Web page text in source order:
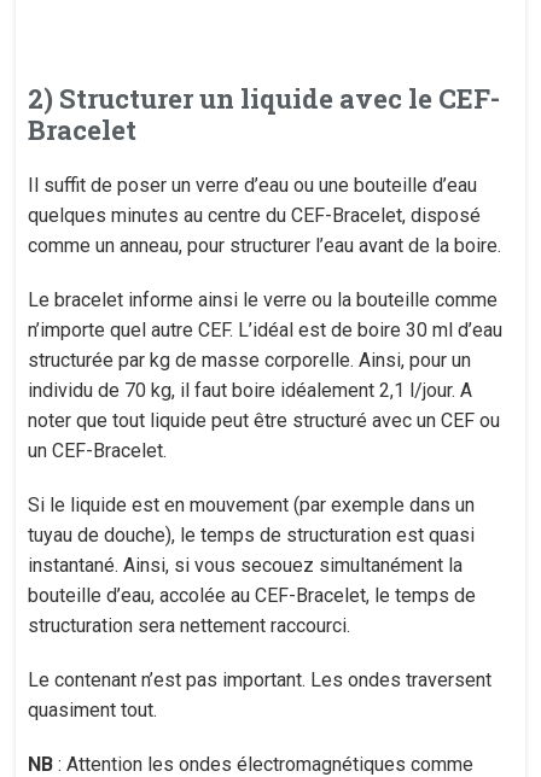
2) Structurer un liquide avec le CEF-
Bracelet
Il suffit de poser un verre d’eau ou une bouteille d’eau
quelques minutes au centre du CEF-Bracelet, disposé
comme un anneau, pour structurer l’eau avant de la boire.
Le bracelet informe ainsi le verre ou la bouteille comme
n’importe quel autre CEF. L’idéal est de boire 30 ml d’eau
structurée par kg de masse corporelle. Ainsi, pour un
individu de 70 kg, il faut boire idéalement 2,1 l/jour. A
noter que tout liquide peut être structuré avec un CEF ou
un CEF-Bracelet.
Si le liquide est en mouvement (par exemple dans un
tuyau de douche), le temps de structuration est quasi
instantané. Ainsi, si vous secouez simultanément la
bouteille d’eau, accolée au CEF-Bracelet, le temps de
structuration sera nettement raccourci.
Le contenant n’est pas important. Les ondes traversent
quasiment tout.
NB : Attention les ondes électromagnétiques comme